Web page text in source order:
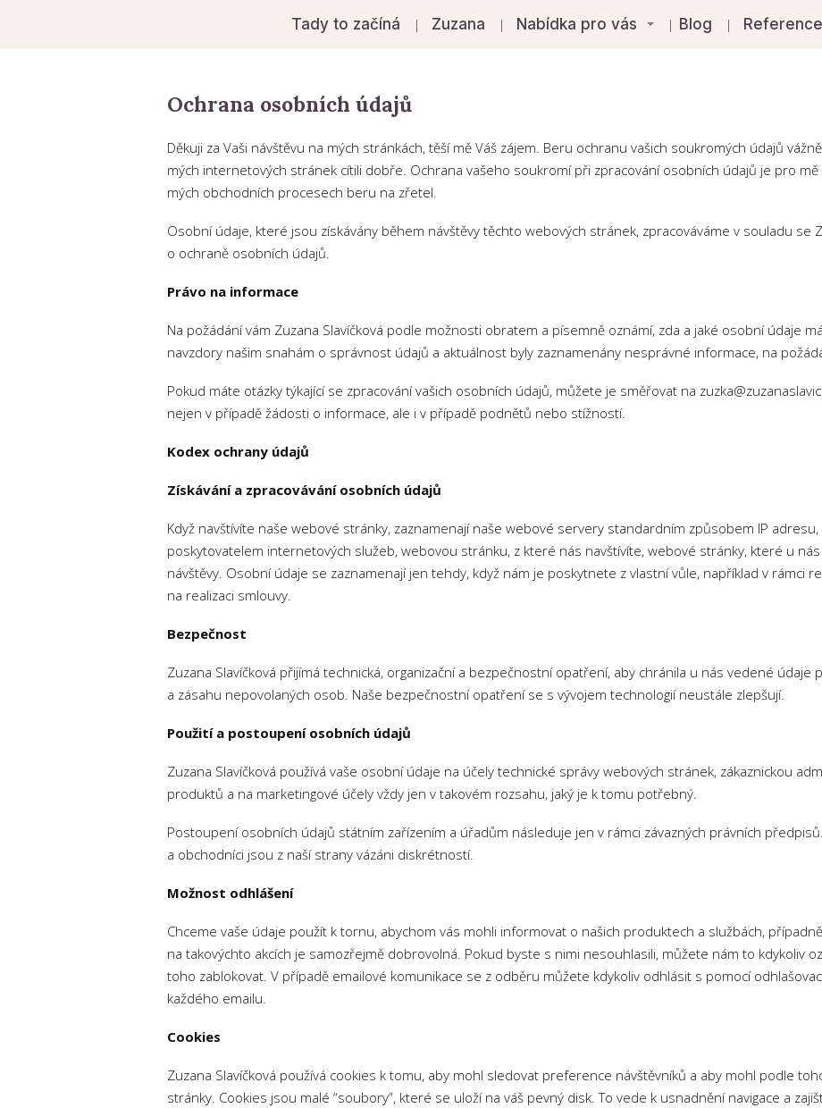
Tady to začíná Zuzana Nabídka pro vás Blog Reference
Ochrana osobních údajů
Děkuji za Vaši návštěvu na mých stránkách, těší mě Váš zájem. Beru ochranu vašich soukromých údajů
mých internetových stránek cítili dobře. Ochrana vašeho soukromí při zpracování osobních údajů je pro
mých obchodních procesech beru na zřetel.
Osobní údaje, které jsou získávány během návštěvy těchto webových stránek, zpracováváme v souladu se
o ochraně osobních údajů.
Právo na informace
Na požádání vám Zuzana Slavíčková podle možnosti obratem a písemně oznámí, zda a jaké osobní údaje
navzdory našim snahám o správnost údajů a aktuálnost byly zaznamenány nesprávné informace, na
Pokud máte otázky týkající se zpracování vašich osobních údajů, můžete je směřovat na
nejen v případě žádosti o informace, ale i v případě podnětů nebo stížností.
Kodex ochrany údajů
Získávání a zpracovávání osobních údajů
Když navštívíte naše webové stránky, zaznamenají naše webové servery standardním způsobem IP
poskytovatelem internetových služeb, webovou stránku, z které nás navštívíte, webové stránky, které u
návštěvy. Osobní údaje se zaznamenají jen tehdy, když nám je poskytnete z vlastní vůle, například v rámci
na realizaci smlouvy.
Bezpečnost
Zuzana Slavíčková přijímá technická, organizační a bezpečnostní opatření, aby chránila u nás vedené údaje
a zásahu nepovolaných osob. Naše bezpečnostní opatření se s vývojem technologií neustále zlepšují.
Použití a postoupení osobních údajů
Zuzana Slavíčková používá vaše osobní údaje na účely technické správy webových stránek, zákaznickou
produktů a na marketingové účely vždy jen v takovém rozsahu, jaký je k tomu potřebný.
Postoupení osobních údajů státním zařízením a úřadům následuje jen v rámci závazných právních
a obchodníci jsou z naší strany vázáni diskrétností.
Možnost odhlášení
Chceme vaše údaje použít k tornu, abychom vás mohli informovat o našich produktech a službách,
na takovýchto akcích je samozřejmě dobrovolná. Pokud byste s nimi nesouhlasili, můžete nám to kdykoliv
toho zablokovat. V případě emailové komunikace se z odběru můžete kdykoliv odhlásit s pomocí
každého emailu.
Cookies
Zuzana Slavíčková používá cookies k tomu, aby mohl sledovat preference návštěvníků a aby mohl podle
stránky. Cookies jsou malé “soubory”, které se uloží na váš pevný disk. To vede k usnadnění navigace a